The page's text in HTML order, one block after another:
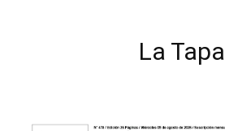
La Tapa